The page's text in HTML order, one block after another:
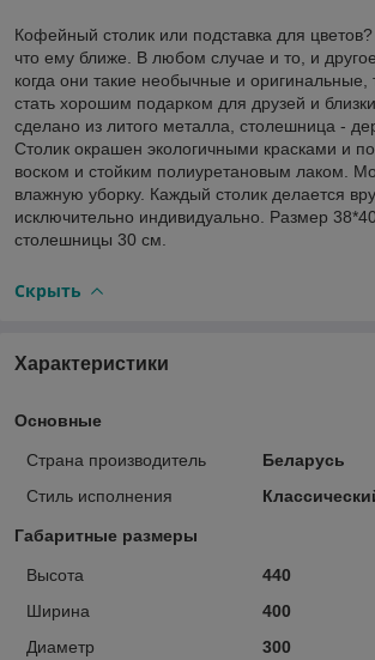
Кофейный столик или подставка для
что ему ближе. В любом случае и то, и
когда они такие необычные и оригинальные,
стать хорошим подарком для друзей и
сделано из литого металла, столешница -
Столик окрашен экологичными красками и
воском и стойким полиуретановым лаком.
влажную уборку. Каждый столик делается
исключительно индивидуально. Размер
столешницы 30 см.
Скрыть
Характеристики
Основные
Страна производитель
Беларусь
Стиль исполнения
Габаритные размеры
Высота
440
Ширина
400
Диаметр
300